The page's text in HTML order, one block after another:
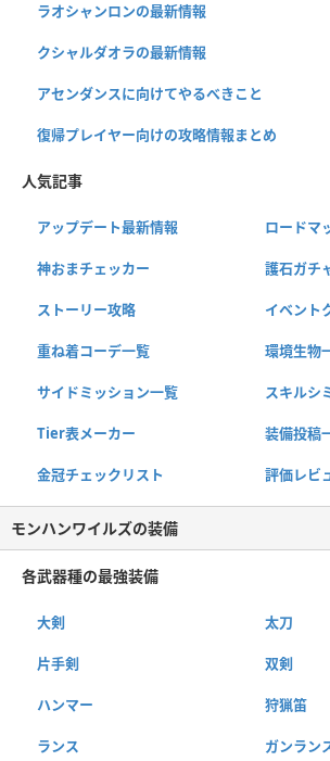
ラオシャンロンの最新情報
クシャルダオラの最新情報
アセンダンスに向けてやるべきこと
復帰プレイヤー向けの攻略情報まとめ
人気記事
アップデート最新情報 ロードマ
神おまチェッカー 護石ガチ
ストーリー攻略 イベント
重ね着コーデ一覧 環境生物
サイドミッション一覧 スキルシ
Tier表メーカー 装備投稿
金冠チェックリスト 評価レビ
モンハンワイルズの装備
各武器種の最強装備
大剣 太刀
片手剣 双剣
ハンマー 狩猟笛
ランス ガンラン